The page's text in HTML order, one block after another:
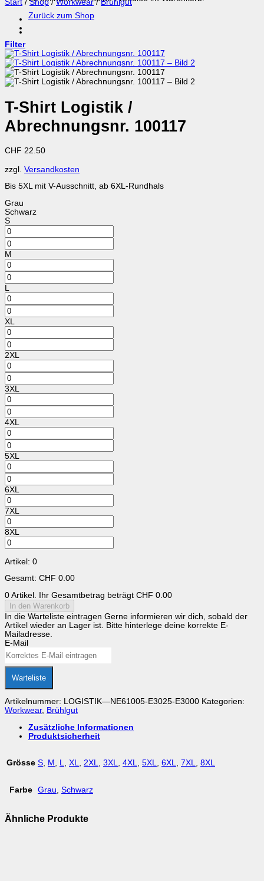
Zurück zum Shop
Start / Shop / Workwear / Brühlgut
Filter
T-Shirt Logistik /
Abrechnungsnr. 100117
CHF 22.50
zzgl. Versandkosten
Bis 5XL mit V-Ausschnitt, ab 6XL-Rundhals
Grau
Schwarz
S
M
XL
2XL
3XL
4XL
5XL
6XL
7XL
8XL
Artikel: 0
Gesamt: CHF 0.00
0 Artikel. Ihr Gesamtbetrag beträgt CHF 0.00
In den Warenkorb
In die Warteliste eintragen Gerne informieren wir dich, sobald der
Artikel wieder an Lager ist. Bitte hinterlege deine korrekte E-
Mailadresse.
E-Mail
Warteliste
Artikelnummer: LOGISTIK—NE61005-E3025-E3000 Kategorien:
Workwear, Brühlgut
Zusätzliche Informationen
Produktsicherheit
Grösse S, M , L, XL, 2XL, 3XL, 4XL, 5XL, 6XL, 7XL, 8XL
Farbe Grau, Schwarz
Ähnliche Produkte